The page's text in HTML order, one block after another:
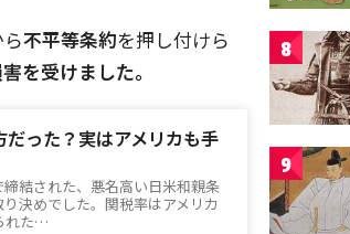
不平等条約を押し付けら
を受けました。
った？実はアメリカも手
結された、悪名高い日米和親条
決めでした。関税率はアメリカ
れた…
8
9